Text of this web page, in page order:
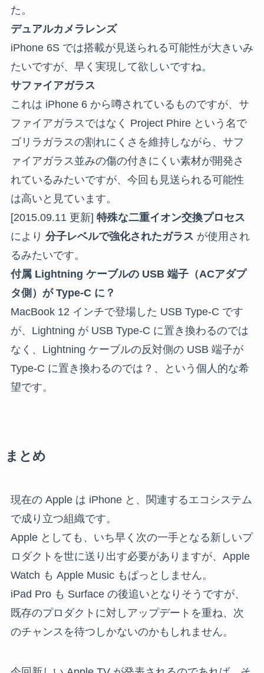
た。
デュアルカメラレンズ
iPhone 6S では搭載が見送られる可能性が大きいみ
たいですが、早く実現して欲しいですね。
サファイアガラス
これは iPhone 6 から噂されているものですが、サ
ファイアガラスではなく Project Phire という名で
ゴリラガラスの割れにくさを維持しながら、サフ
ァイアガラス並みの傷の付きにくい素材が開発さ
れているみたいですが、今回も見送られる可能性
は高いと見ています。
[2015.09.11 更新] 特殊な二重イオン交換プロセス
により 分子レベルで強化されたガラス が使用され
るみたいです。
付属 Lightning ケーブルの USB 端子（ACアダプ
タ側）が Type-C に？
MacBook 12 インチで登場した USB Type-C です
が、Lightning が USB Type-C に置き換わるのでは
なく、Lightning ケーブルの反対側の USB 端子が
Type-C に置き換わるのでは？、という個人的な希
望です。
まとめ
現在の Apple は iPhone と、関連するエコシステム
で成り立つ組織です。
Apple としても、いち早く次の一手となる新しいプ
ロダクトを世に送り出す必要がありますが、Apple
Watch も Apple Music もぱっとしません。
iPad Pro も Surface の後追いとなりそうですが、
既存のプロダクトに対しアップデートを重ね、次
のチャンスを待つしかないのかもしれません。